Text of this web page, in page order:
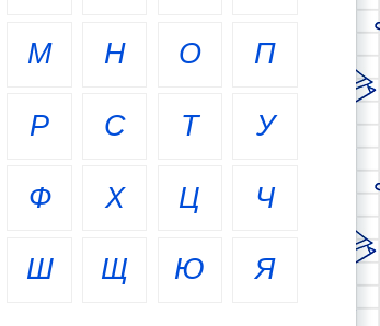
М Н О П
Р С Т У
Ф Х Ц Ч
Ш Щ Ю Я